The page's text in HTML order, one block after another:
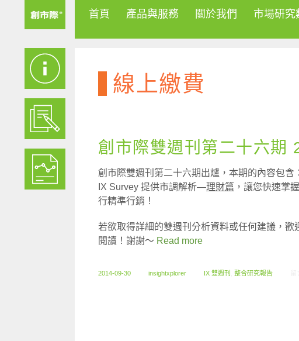
首頁 產品與服務 關於我們 市場研究
線上繳費
創市際雙週刊第二十六期
創市際雙週刊第二十六期出爐，本期的內容包含
IX Survey 提供市調解析—理財篇 ，讓您快速掌
行精準行銷！
若欲取得詳細的雙週刊分析資料或任何建議，
閱讀！謝謝～ Read more
2014-09-30 insightxplorer IX 雙週刊 整合研究報告